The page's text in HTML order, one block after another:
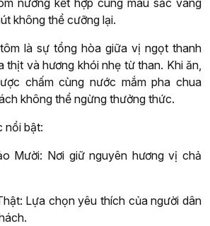
nướng kết hợp cùng màu sắc vàng
không thể cưỡng lại.
là sự tổng hòa giữa vị ngọt thanh
thịt và hương khói nhẹ từ than. Khi ăn,
chấm cùng nước mắm pha chua
không thể ngừng thưởng thức.
nổi bật:
Mười: Nơi giữ nguyên hương vị chả
Lựa chọn yêu thích của người dân